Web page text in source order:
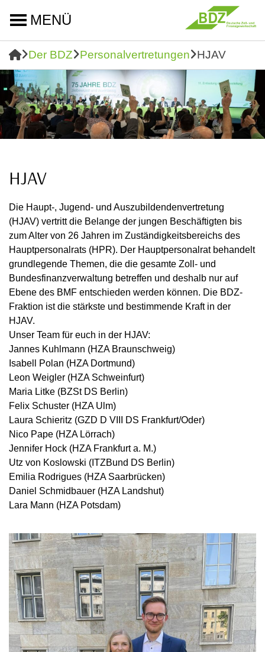
MENÜ
Der BDZ Personalvertretungen HJAV
HJAV
Die Haupt-, Jugend- und Auszubildendenvertretung
(HJAV) vertritt die Belange der jungen Beschäftigten bis
zum Alter von 26 Jahren im Zuständigkeitsbereichs des
Hauptpersonalrats (HPR). Der Hauptpersonalrat behandelt
grundlegende Themen, die die gesamte Zoll- und
Bundesfinanzverwaltung betreffen und deshalb nur auf
Ebene des BMF entschieden werden können. Die BDZ-
Fraktion ist die stärkste und bestimmende Kraft in der
HJAV.
Unser Team für euch in der HJAV:
Jannes Kuhlmann (HZA Braunschweig)
Isabell Polan (HZA Dortmund)
Leon Weigler (HZA Schweinfurt)
Maria Litke (BZSt DS Berlin)
Felix Schuster (HZA Ulm)
Laura Schieritz (GZD D VIII DS Frankfurt/Oder)
Nico Pape (HZA Lörrach)
Jennifer Hock (HZA Frankfurt a. M.)
Utz von Koslowski (ITZBund DS Berlin)
Emilia Rodrigues (HZA Saarbrücken)
Daniel Schmidbauer (HZA Landshut)
Lara Mann (HZA Potsdam)